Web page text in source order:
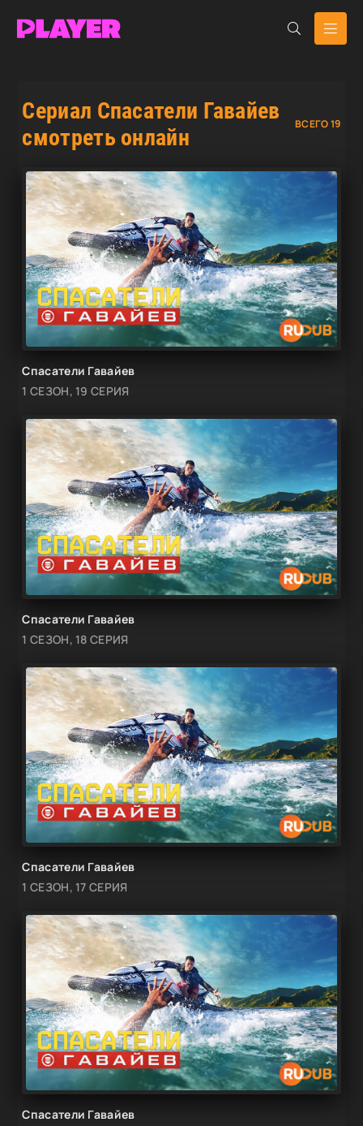
Сериал Спасатели Гавайев
смотреть онлайн
ВСЕГО 19
Спасатели Гавайев
1 СЕЗОН, 19 СЕРИЯ
Спасатели Гавайев
1 СЕЗОН, 18 СЕРИЯ
Спасатели Гавайев
1 СЕЗОН, 17 СЕРИЯ
Спасатели Гавайев